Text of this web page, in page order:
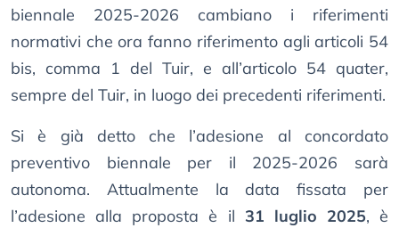
biennale 2025-2026 cambiano i riferimenti
normativi che ora fanno riferimento agli articoli 54
bis, comma 1 del Tuir, e all’articolo 54 quater,
sempre del Tuir, in luogo dei precedenti riferimenti.
Si è già detto che l’adesione al concordato
preventivo biennale per il 2025-2026 sarà
autonoma. Attualmente la data fissata per
l’adesione alla proposta è il 31 luglio 2025, è